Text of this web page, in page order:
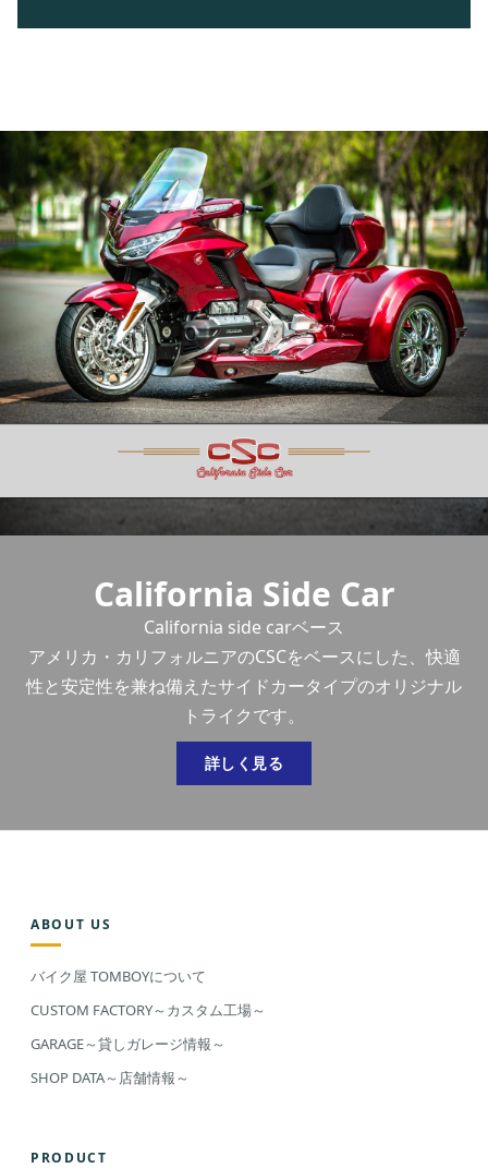
California side carベース
ABOUT US
バイク屋 TOMBOYについて
CUSTOM FACTORY～カスタム工場～
GARAGE～貸しガレージ情報～
SHOP DATA～店舗情報～
PRODUCT